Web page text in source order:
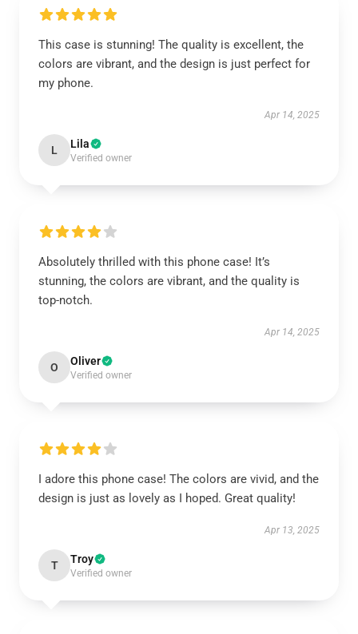
This case is stunning! The quality is excellent, the
colors are vibrant, and the design is just perfect for
my phone.
Apr 14, 2025
L Lila
Verified owner
Absolutely thrilled with this phone case! It’s
stunning, the colors are vibrant, and the quality is
top-notch.
Apr 14, 2025
O Oliver
Verified owner
I adore this phone case! The colors are vivid, and the
design is just as lovely as I hoped. Great quality!
Apr 13, 2025
T Troy
Verified owner